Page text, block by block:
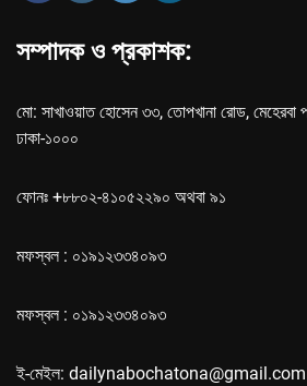
সম্পাদক ও প্রকাশক:
মো: সাখাওয়াত হোসেন ৩৩, তোপখানা রোড, মেহেরবা
ঢাকা-১০০০
ফোনঃ +৮৮০২-৪১০৫২২৯০ অথবা ৯১
মফস্বল : ০১৯১২৩৩৪০৯৩
মফস্বল : ০১৯১২৩৩৪০৯৩
ই-মেইল: dailynabochatona@gmail.com